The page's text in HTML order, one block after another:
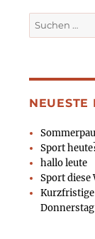
Suchen
nach:
NEUESTE
Sport
hallo leute
Sport diese
Donnerstag